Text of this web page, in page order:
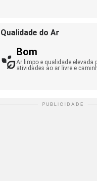
Qualidade do Ar
Bom
Ar limpo e qualidade elevada
atividades ao ar livre e